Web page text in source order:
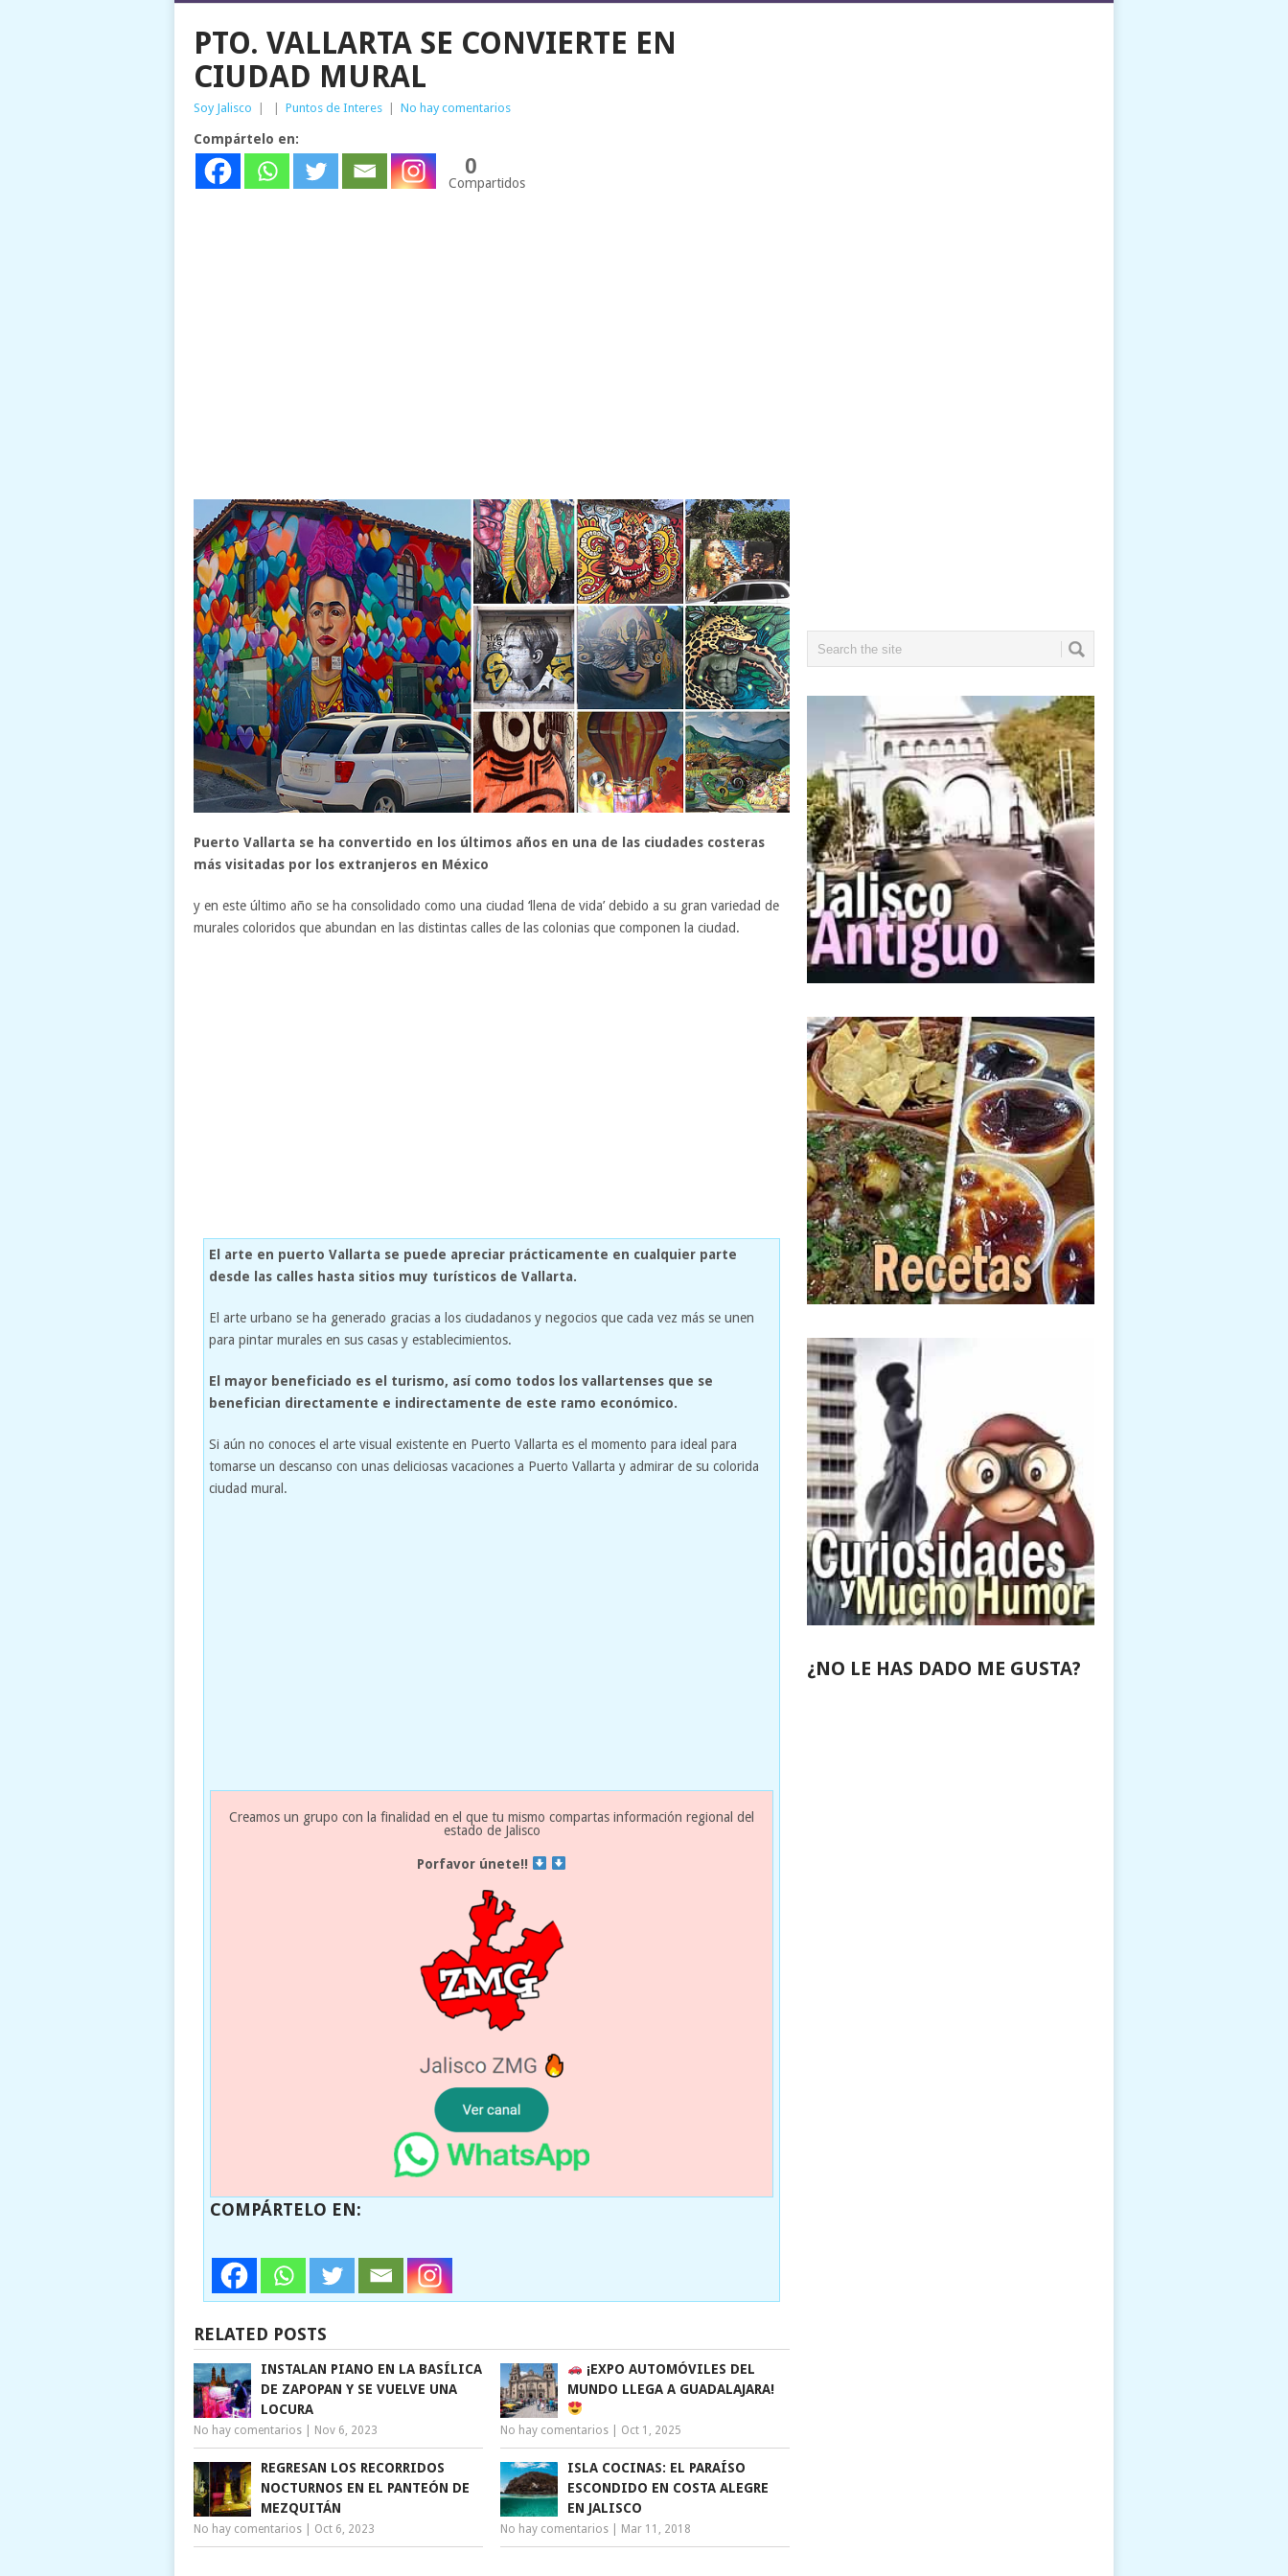
PTO. VALLARTA SE CONVIERTE EN
CIUDAD MURAL
Soy Jalisco Puntos de Interes No hay comentarios
Compártelo en:
0
Compartidos
Puerto Vallarta se ha convertido en los últimos años en una de las ciudades costeras
más visitadas por los extranjeros en México
y en este último año se ha consolidado como una ciudad ‘llena de vida’ debido a su gran variedad de
murales coloridos que abundan en las distintas calles de las colonias que componen la ciudad.
El arte en puerto Vallarta se puede apreciar prácticamente en cualquier parte
desde las calles hasta sitios muy turísticos de Vallarta.
El arte urbano se ha generado gracias a los ciudadanos y negocios que cada vez más se unen
para pintar murales en sus casas y establecimientos.
El mayor beneficiado es el turismo, así como todos los vallartenses que se
benefician directamente e indirectamente de este ramo económico.
Si aún no conoces el arte visual existente en Puerto Vallarta es el momento para ideal para
tomarse un descanso con unas deliciosas vacaciones a Puerto Vallarta y admirar de su colorida
ciudad mural.
Creamos un grupo con la finalidad en el que tu mismo compartas información regional del
estado de Jalisco
Porfavor únete!!
COMPÁRTELO EN:
RELATED POSTS
INSTALAN PIANO EN LA BASÍLICA
DE ZAPOPAN Y SE VUELVE UNA
LOCURA
No hay comentarios Nov 6, 2023
¡EXPO AUTOMÓVILES DEL
MUNDO LLEGA A GUADALAJARA!
No hay comentarios Oct 1, 2025
REGRESAN LOS RECORRIDOS
NOCTURNOS EN EL PANTEÓN DE
MEZQUITÁN
No hay comentarios Oct 6, 2023
ISLA COCINAS: EL PARAÍSO
ESCONDIDO EN COSTA ALEGRE
EN JALISCO
No hay comentarios Mar 11, 2018
¿NO LE HAS DADO ME GUSTA?